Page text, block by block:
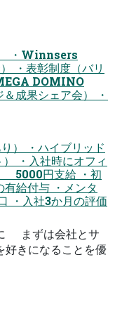
・Winnsers
・表彰制度（バリ
DOMINO
成果シェア会） ・
） ・ハイブリッド
・入社時にオフィ
5000円支給 ・初
給付与 ・メンタ
・入社3か月の評価
まずは会社とサ
きになることを優